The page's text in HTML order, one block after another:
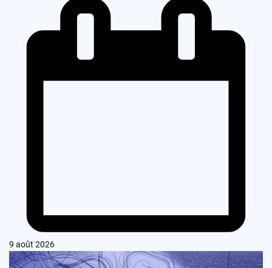
9 août 2026